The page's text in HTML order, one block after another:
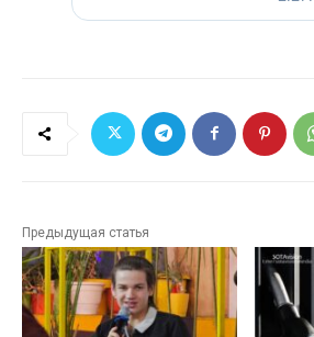
Предыдущая статья